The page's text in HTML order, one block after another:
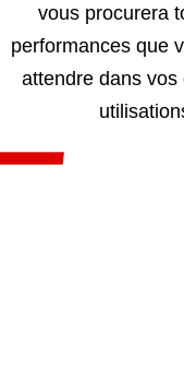
vous procurera
performances que
attendre dans vos